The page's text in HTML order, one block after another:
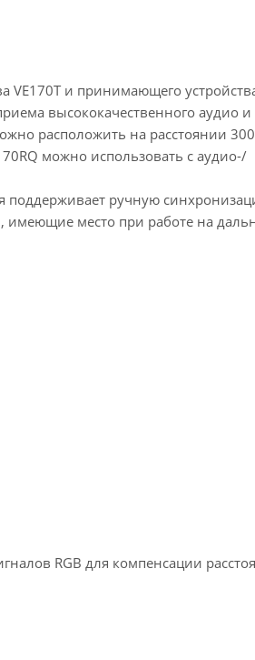
VE170T и принимающего
высококачественного аудио
расположить на расстоянии
можно использовать с аудио-/
поддерживает ручную
имеющие место при работе на
RGB для компенсации